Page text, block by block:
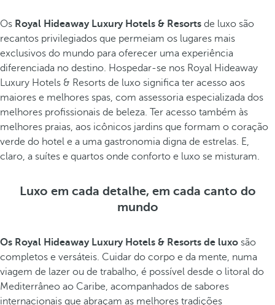
Os Royal Hideaway Luxury Hotels & Resorts de luxo são
recantos privilegiados que permeiam os lugares mais
exclusivos do mundo para oferecer uma experiência
diferenciada no destino. Hospedar-se nos Royal Hideaway
Luxury Hotels & Resorts de luxo significa ter acesso aos
maiores e melhores spas, com assessoria especializada dos
melhores profissionais de beleza. Ter acesso também às
melhores praias, aos icônicos jardins que formam o coração
verde do hotel e a uma gastronomia digna de estrelas. E,
claro, a suítes e quartos onde conforto e luxo se misturam.
Luxo em cada detalhe, em cada canto do
mundo
Os Royal Hideaway Luxury Hotels & Resorts de luxo são
completos e versáteis. Cuidar do corpo e da mente, numa
viagem de lazer ou de trabalho, é possível desde o litoral do
Mediterrâneo ao Caribe, acompanhados de sabores
internacionais que abraçam as melhores tradições